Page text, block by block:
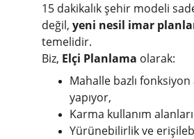
15 dakikalık şehir modeli
değil, yeni nesil imar
temelidir.
Biz, Elçi Planlama olarak:
Mahalle bazlı
yapıyor,
Karma kullanım
Yürünebilirlik ve